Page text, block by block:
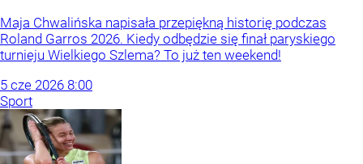
Maja Chwalińska napisała przepiękną historię podczas
Roland Garros 2026. Kiedy odbędzie się finał paryskiego
turnieju Wielkiego Szlema? To już ten weekend!
5 cze 2026 8:00
Sport